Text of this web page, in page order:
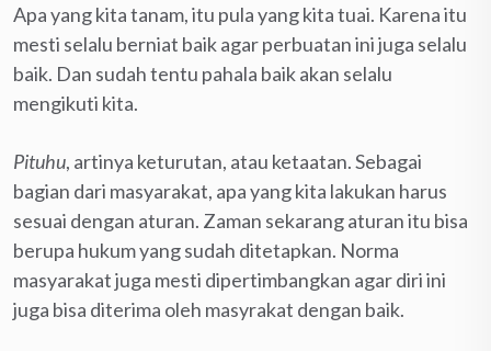
Apa yang kita tanam, itu pula yang kita tuai. Karena itu
mesti selalu berniat baik agar perbuatan ini juga selalu
baik. Dan sudah tentu pahala baik akan selalu
mengikuti kita.
Pituhu, artinya keturutan, atau ketaatan. Sebagai
bagian dari masyarakat, apa yang kita lakukan harus
sesuai dengan aturan. Zaman sekarang aturan itu bisa
berupa hukum yang sudah ditetapkan. Norma
masyarakat juga mesti dipertimbangkan agar diri ini
juga bisa diterima oleh masyrakat dengan baik.